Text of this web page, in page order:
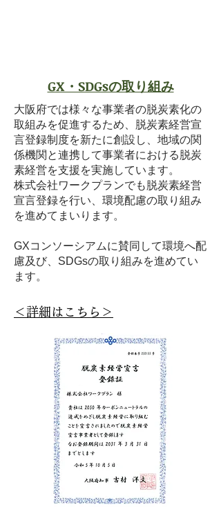
GX・SDGsの取り組み
大阪府では様々な事業者の脱炭素化の
取組みを促進するため、脱炭素経営宣
言登録制度を新たに創設し、地域の関
係機関と連携して事業者における脱炭
素経営を支援を実施しています。
株式会社ワークプランでも脱炭素経営
宣言登録を行い、環境配慮の取り組み
を進めてまいります。
GXコンソーシアムに賛同して環境へ配
慮及び、SDGsの取り組みを進めてい
ます。
​＜詳細はこちら＞